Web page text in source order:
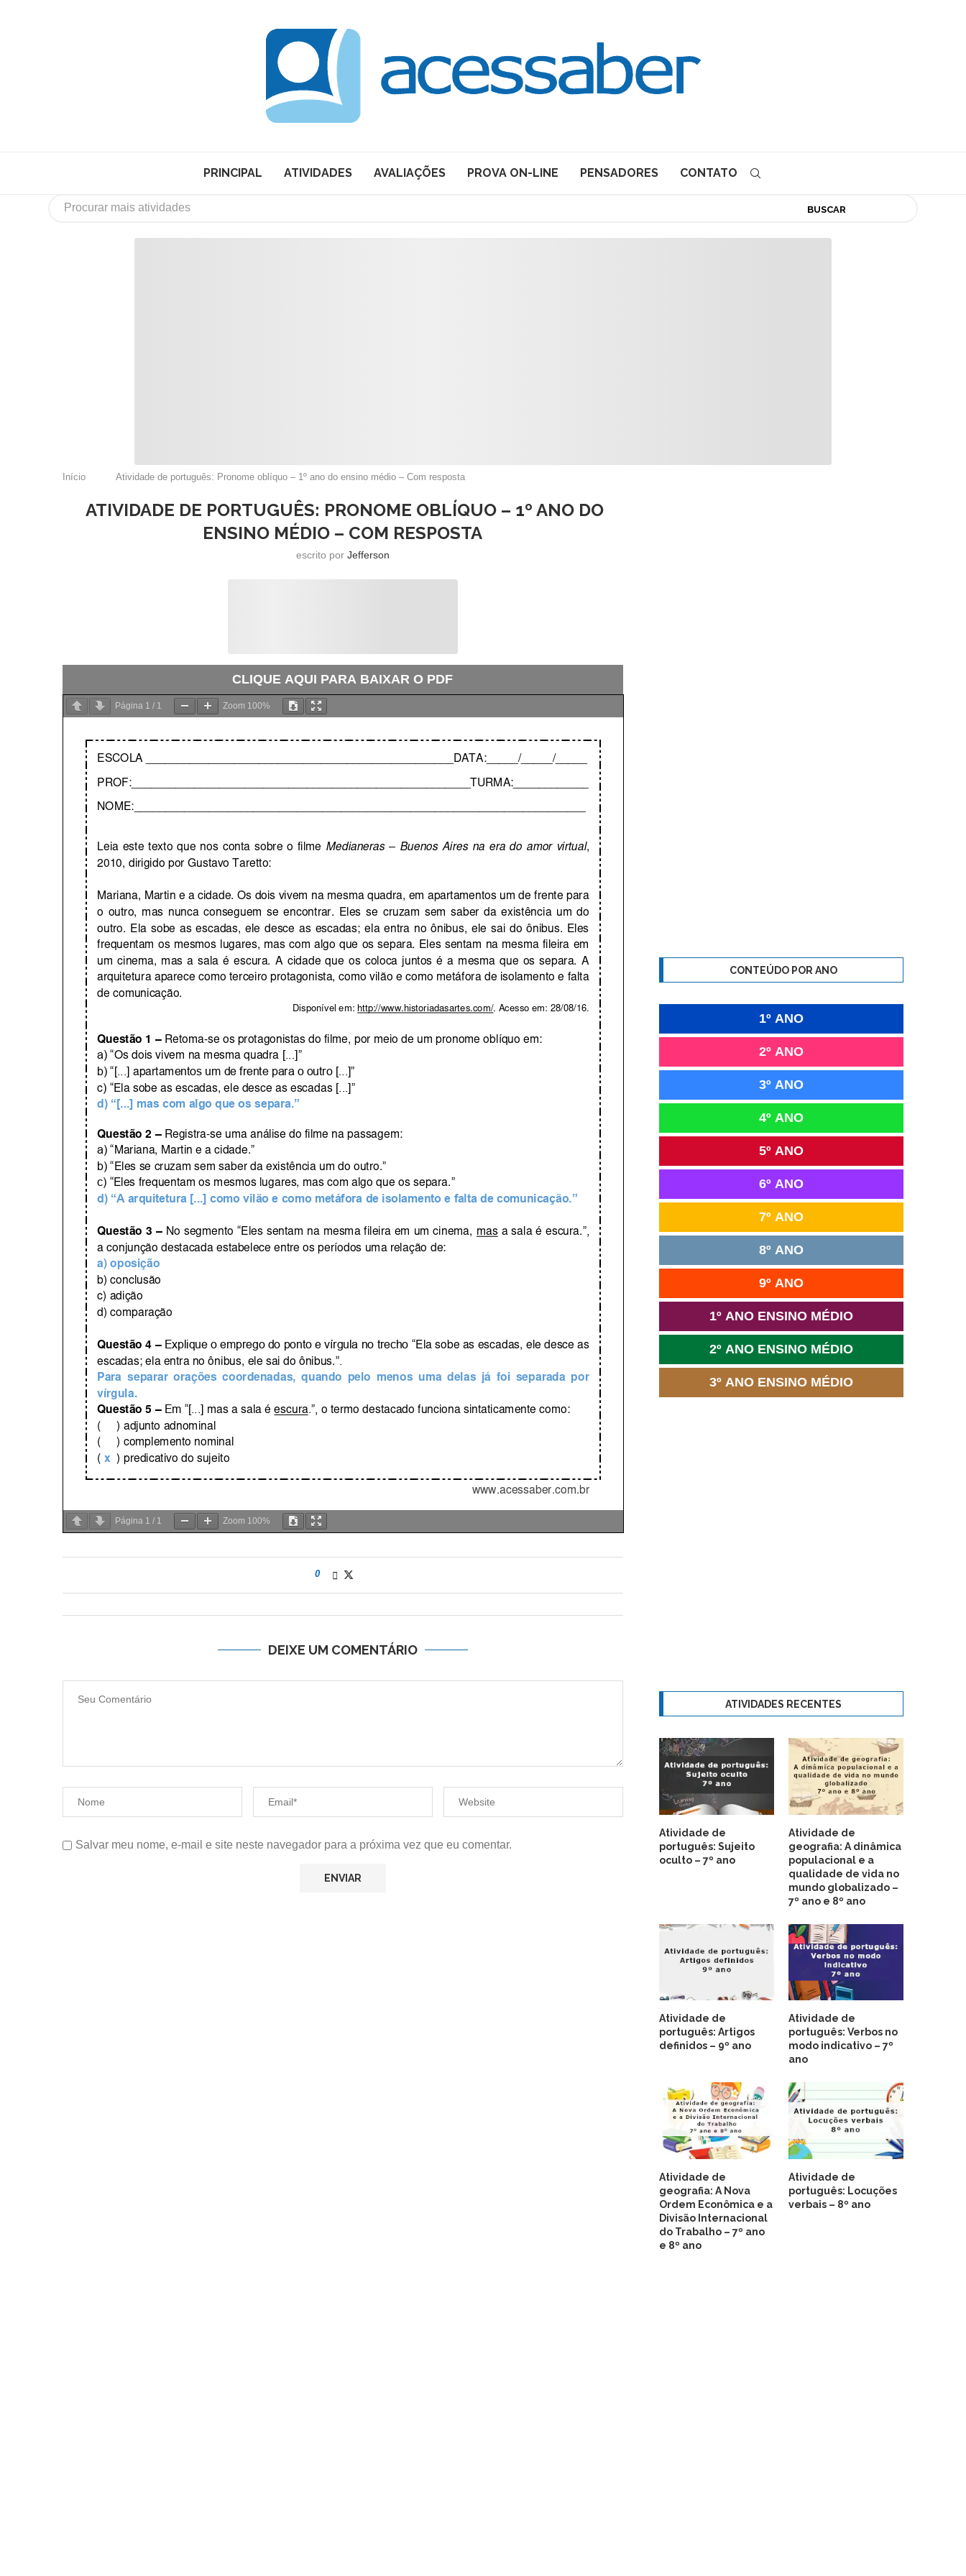
PRINCIPAL ATIVIDADES AVALIAÇÕES PROVA ON-LINE PENSADORES CONTATO
BUSCAR
Início Atividade de português: Pronome oblíquo – 1º ano do ensino médio – Com resposta
ATIVIDADE DE PORTUGUÊS: PRONOME OBLÍQUO – 1º ANO DO
ENSINO MÉDIO – COM RESPOSTA
escrito por Jefferson
CLIQUE AQUI PARA BAIXAR O PDF
Página 1 / 1 Zoom 100%
Página 1 / 1 Zoom 100%
0
DEIXE UM COMENTÁRIO
Salvar meu nome, e-mail e site neste navegador para a próxima vez que eu comentar.
CONTEÚDO POR ANO
1º ANO
2º ANO
3º ANO
4º ANO
5º ANO
6º ANO
7º ANO
8º ANO
9º ANO
1º ANO ENSINO MÉDIO
2º ANO ENSINO MÉDIO
3º ANO ENSINO MÉDIO
ATIVIDADES RECENTES
Atividade de
português: Sujeito
oculto – 7º ano
Atividade de
geografia: A dinâmica
populacional e a
qualidade de vida no
mundo globalizado –
7º ano e 8º ano
Atividade de
português: Artigos
definidos – 9º ano
Atividade de
português: Verbos no
modo indicativo – 7º
ano
Atividade de
geografia: A Nova
Ordem Econômica e a
Divisão Internacional
do Trabalho – 7º ano
e 8º ano
Atividade de
português: Locuções
verbais – 8º ano